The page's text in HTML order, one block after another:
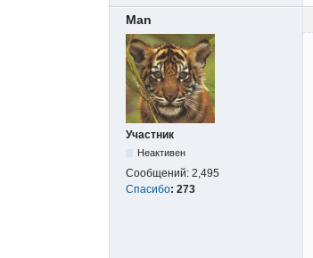
Man
Участник
Неактивен
Сообщений: 2,495
Спасибо: 273